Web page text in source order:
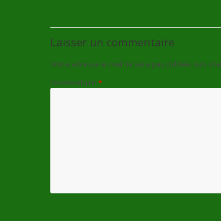
Laisser un commentaire
Votre adresse e-mail ne sera pas publiée. Les
Commentaire *